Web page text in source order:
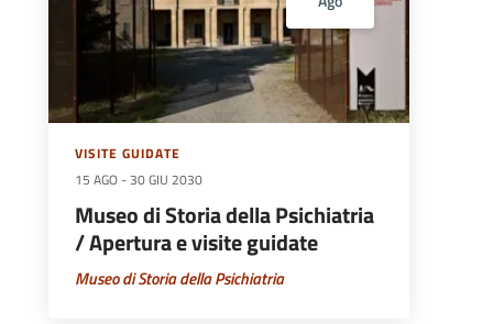
VISITE GUIDATE
15 AGO -30 GIU 2030
Museo di Storia della Psichiatria
/ Apertura e visite guidate
Museo di Storia della Psichiatria